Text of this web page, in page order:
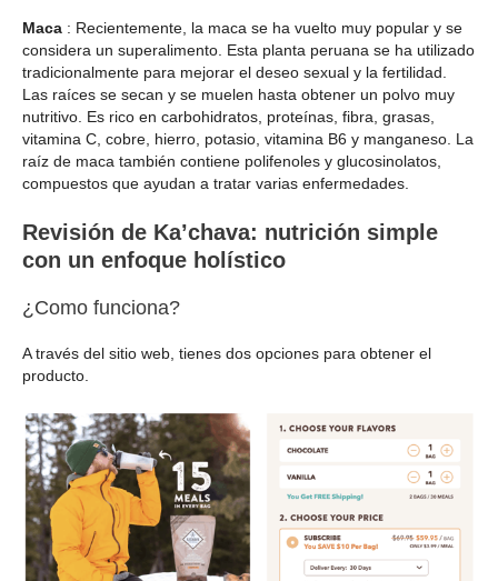
Maca : Recientemente, la maca se ha vuelto muy popular y se
considera un superalimento. Esta planta peruana se ha utilizado
tradicionalmente para mejorar el deseo sexual y la fertilidad.
Las raíces se secan y se muelen hasta obtener un polvo muy
nutritivo. Es rico en carbohidratos, proteínas, fibra, grasas,
vitamina C, cobre, hierro, potasio, vitamina B6 y manganeso. La
raíz de maca también contiene polifenoles y glucosinolatos,
compuestos que ayudan a tratar varias enfermedades.
Revisión de Ka’chava: nutrición simple
con un enfoque holístico
¿Como funciona?
A través del sitio web, tienes dos opciones para obtener el
producto.